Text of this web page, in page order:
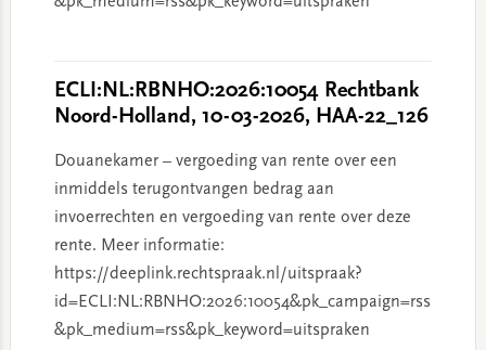
ECLI:NL:RBNHO:2026:10054 Rechtbank
Noord-Holland, 10-03-2026, HAA-22_126
Douanekamer – vergoeding van rente over een
inmiddels terugontvangen bedrag aan
invoerrechten en vergoeding van rente over deze
rente. Meer informatie:
https://deeplink.rechtspraak.nl/uitspraak?
id=ECLI:NL:RBNHO:2026:10054&pk_campaign=rss
&pk_medium=rss&pk_keyword=uitspraken